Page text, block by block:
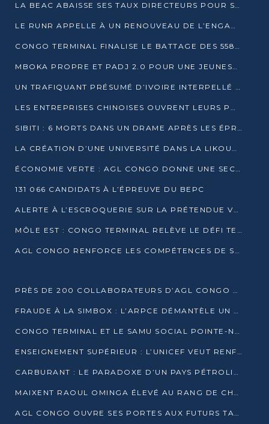
LA BEAC ABAISSE SES TAUX DIRECTEURS POUR SOUTENIR LA CROISSANCE EN ZONE CEMAC
LE RUNR APPELLE À UN RENOUVEAU DE L’ENGAGEMENT MILITANT
CONGO TERMINAL FINALISE LE BATTAGE DES 558 PIEUX DU FUTUR QUAI DU MÔLE EST
MBOKA PROPRE ET PADJ 2.0 POUR UNE JEUNESSE PLUS AUTONOME
UN TRAFIQUANT PRÉSUMÉ D’IVOIRE INTERPELLÉ À DOLISIE
LES ENTREPRISES CHINOISES OUVRENT LEURS PORTES AUX JEUNES DIPLÔMÉS
SIBITI : 6 MORTS DANS UN DRAME APRÈS LES ÉPREUVES DU BEPC
LA CRÉATION D’UNE UNIVERSITÉ DANS LA LIKOUALA AU CŒUR D’UNE RÉFLEXION NATIONALE
ÉCONOMIE VERTE : AGL CONGO DONNE UNE SECONDE VIE À SES DÉCHETS INDUSTRIELS
131 066 CANDIDATS À L’ÉPREUVE DU BEPC
ALERTE À L’ESCROQUERIE SUR LA PRÉTENDUE VENTE DE PARCELLES AFAT
MÔLE EST : CONGO TERMINAL RELÈVE LE DÉFI TECHNIQUE DES SABLES BITUMINEUX
AGL CONGO RENFORCE LES COMPÉTENCES DE SES ÉQUIPES AVEC LA CERTIFICATION CACES® R483
PRÈS DE 200 COLLABORATEURS D’AGL CONGO EN FORMATION JUSQU’EN JUILLET
FRAUDE À LA SIMBOX : L’ARPCE DÉMANTÈLE UN RÉSEAU UTILISANT DES CARTES SIM OUGANDAISES
CONGO TERMINAL ET LE SAMU SOCIAL POINTE-NOIRE RENOUVELLENT LEUR PARTENARIAT EN FAVEUR DES JEUNES VULNÉRABLES
ENSEIGNEMENT SUPÉRIEUR : L’UNICEF VEUT RENFORCER LA RECHERCHE SUR LES QUESTIONS DE L’ENFANCE
CARBURANT : LE PARADOXE D’UN PAYS PÉTROLIER CONFRONTÉ À DES PÉNURIES RÉCURRENTES
MAIXENT RAOUL OMINGA ÉLEVÉ AU RANG DE CHEVALIER DE L’ORDRE DE L’AMITIÉ ENTRE LA RUSSIE ET LE CONGO
AGL CONGO OUVRE SES PORTES AUX FUTURS TALENTS DE LA LOGISTIQUE